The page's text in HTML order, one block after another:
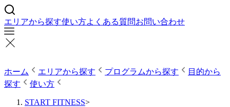
エリアから探す使い方よくある質問お問い合わせ
ホーム エリアから探す プログラムから探す
目的から
探す
使い方
START FITNESS>